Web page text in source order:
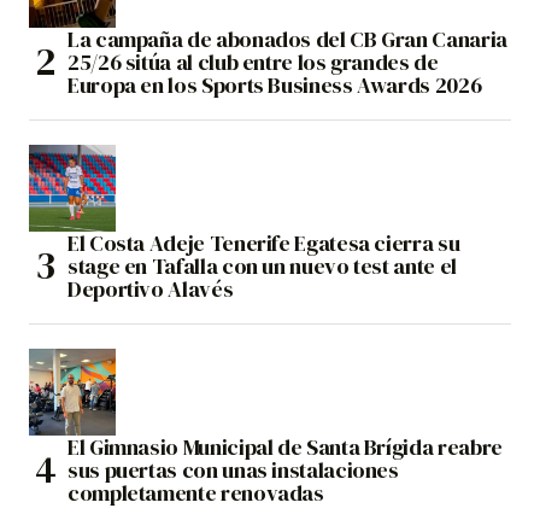
La campaña de abonados del CB Gran Canaria
25/26 sitúa al club entre los grandes de
Europa en los Sports Business Awards 2026
El Costa Adeje Tenerife Egatesa cierra su
stage en Tafalla con un nuevo test ante el
Deportivo Alavés
El Gimnasio Municipal de Santa Brígida reabre
sus puertas con unas instalaciones
completamente renovadas